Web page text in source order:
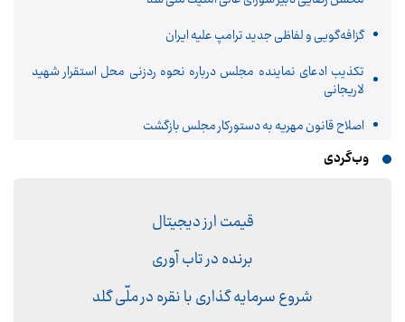
گزافه‌گویی و لفاظی جدید ترامپ علیه ایران
تکذیب ادعای نماینده مجلس درباره نحوه ردزنی محل استقرار شهید
لاریجانی
اصلاح قانون مهریه به دستورکار مجلس بازگشت
وب‌گردی
قیمت ارز دیجیتال
برنده در تاب آوری
شروع سرمایه گذاری با نقره در ملّی گلد